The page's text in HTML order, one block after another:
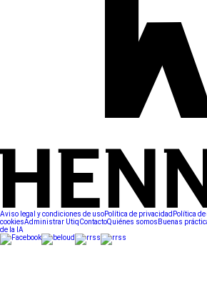
Aviso legal y condiciones de usoPolítica de privacidad Política
cookiesAdministrar UtiqContactoQuiénes somos Buenas
de la IA